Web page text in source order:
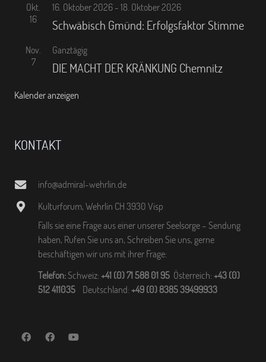
Okt.
16
16. Oktober 2026 - 18. Oktober 2026
Schwäbisch Gmünd: Erfolgsfaktor Stimme
Nov.
7
Ganztägig
DIE MACHT DER KRÄNKUNG Chemnitz
Kalender anzeigen
KONTAKT
info@admiral-wehrlin.de
Kulturforum, Wehrlin CH 3930 Visp
Falls sie eine Frage aus einer unserer Seelsorge – Sendung
haben, Rufen Sie uns an, Schreiben Sie uns, gerne
beschäftigen wir uns mit ihrer Frage:
Telefon:Schweiz: +41 (0) 71 588 01 95 Österreich: +43 (0)
512 411035 Deutschland: +49 (0) 8385 39499933